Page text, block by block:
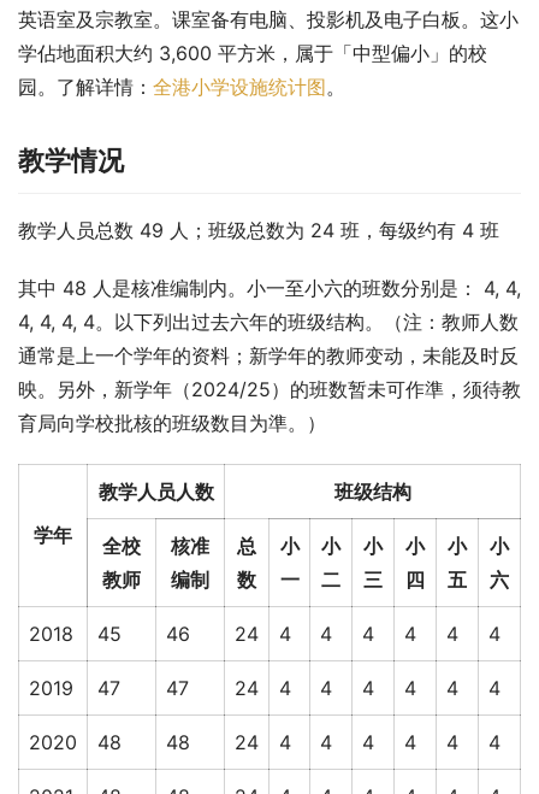
英语室及宗教室。课室备有电脑、投影机及电子白板。这小
学佔地面积大约 3,600 平方米，属于「中型偏小」的校
园。了解详情： 全港小学设施统计图。
教学情况
教学人员总数 49 人；班级总数为 24 班，每级约有 4 班
其中 48 人是核准编制内。小一至小六的班数分别是： 4, 4,
4, 4, 4, 4。以下列出过去六年的班级结构。（注：教师人数
通常是上一个学年的资料；新学年的教师变动，未能及时反
映。另外，新学年（2024/25）的班数暂未可作準，须待教
育局向学校批核的班级数目为準。）
学年
教学人员人数 班级结构
全校
教师
核准
编制
总
数
小
一
小
二
小
三
小
四
小
五
小
六
2018 45 46 24 4 4 4 4 4 4
2019 47 47 24 4 4 4 4 4 4
2020 48 48 24 4 4 4 4 4 4